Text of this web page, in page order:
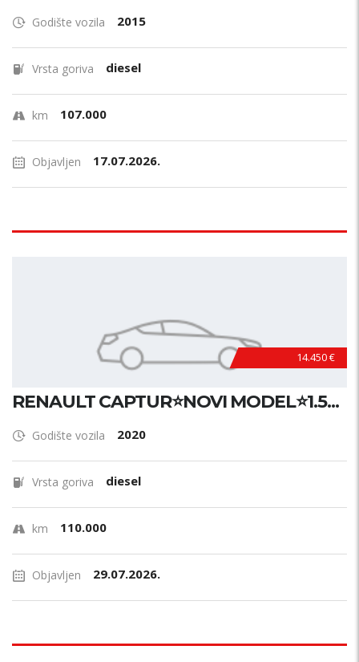
Godište vozila 2015
Vrsta goriva diesel
km 107.000
Objavljen 17.07.2026.
14.450 €
RENAULT CAPTUR⭐NOVI MODEL⭐1.5...
Godište vozila 2020
Vrsta goriva diesel
km 110.000
Objavljen 29.07.2026.